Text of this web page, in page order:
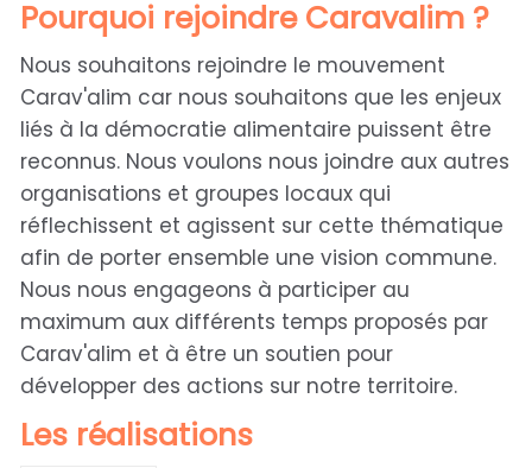
Pourquoi rejoindre Caravalim ?
Nous souhaitons rejoindre le mouvement
Carav'alim car nous souhaitons que les enjeux
liés à la démocratie alimentaire puissent être
reconnus. Nous voulons nous joindre aux autres
organisations et groupes locaux qui
réflechissent et agissent sur cette thématique
afin de porter ensemble une vision commune.
Nous nous engageons à participer au
maximum aux différents temps proposés par
Carav'alim et à être un soutien pour
développer des actions sur notre territoire.
Les réalisations